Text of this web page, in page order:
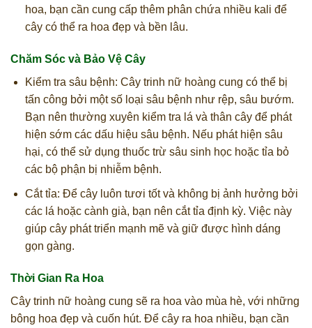
hoa, bạn cần cung cấp thêm phân chứa nhiều kali để
cây có thể ra hoa đẹp và bền lâu.
Chăm Sóc và Bảo Vệ Cây
Kiểm tra sâu bệnh: Cây trinh nữ hoàng cung có thể bị
tấn công bởi một số loại sâu bệnh như rệp, sâu bướm.
Bạn nên thường xuyên kiểm tra lá và thân cây để phát
hiện sớm các dấu hiệu sâu bệnh. Nếu phát hiện sâu
hại, có thể sử dụng thuốc trừ sâu sinh học hoặc tỉa bỏ
các bộ phận bị nhiễm bệnh.
Cắt tỉa: Để cây luôn tươi tốt và không bị ảnh hưởng bởi
các lá hoặc cành già, bạn nên cắt tỉa định kỳ. Việc này
giúp cây phát triển mạnh mẽ và giữ được hình dáng
gọn gàng.
Thời Gian Ra Hoa
Cây trinh nữ hoàng cung sẽ ra hoa vào mùa hè, với những
bông hoa đẹp và cuốn hút. Để cây ra hoa nhiều, bạn cần